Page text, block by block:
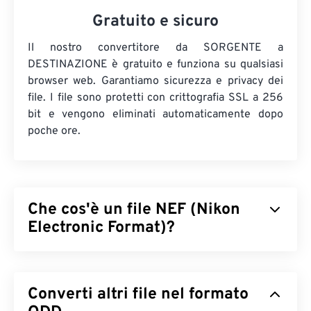
Gratuito e sicuro
Il nostro convertitore da SORGENTE a
DESTINAZIONE è gratuito e funziona su qualsiasi
browser web. Garantiamo sicurezza e privacy dei
file. I file sono protetti con crittografia SSL a 256
bit e vengono eliminati automaticamente dopo
poche ore.
Che cos'è un file NEF (Nikon
Electronic Format)?
Nikon. È un formato RAW, il che significa che
Converti altri file nel formato